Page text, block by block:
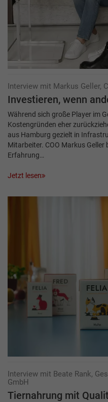
Interview mit Markus Geller,
Investieren, wenn
Während sich große Player im
Kostengründen eher
aus Hamburg gezielt in
Mitarbeiter. COO Markus
Erfahrung…
Jetzt lesen
Interview mit Beate Rank,
GmbH
Tiernahrung mit